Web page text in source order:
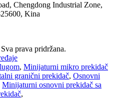
Chengdong Industrial Zone,
Kina
prava pridržana.
, Minijaturni mikro prekidač
granični prekidač, Osnovni
Minijaturni osnovni prekidač sa
,